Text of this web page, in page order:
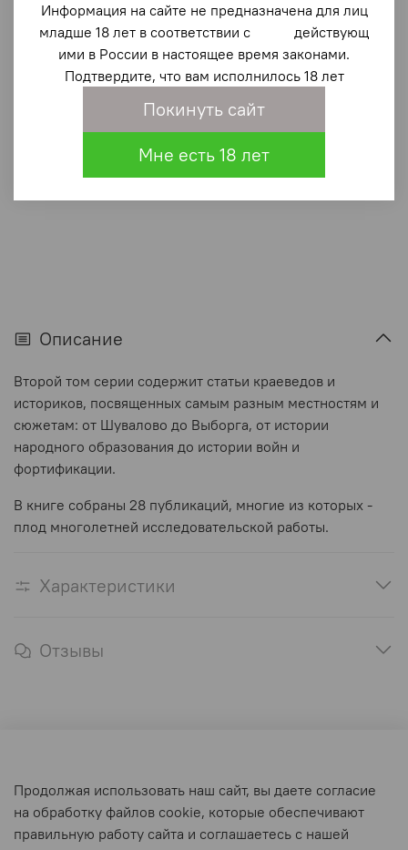
Карельский перешеек. Страницы истории. Книга
вторая
(0) В избранное
1 050 ₽
В корзину
Описание
Второй том серии содержит статьи краеведов и
историков, посвященных самым разным местностям и
сюжетам: от Шувалово до Выборга, от истории
народного образования до истории войн и
фортификации.
В книге собраны 28 публикаций, многие из которых -
плод многолетней исследовательской работы.
Характеристики
Отзывы
Пользовательское соглашение
Условия обмена и возврата
Продолжая использовать наш сайт, вы даете согласие
на обработку файлов cookie, которые обеспечивают
правильную работу сайта и соглашаетесь с нашей
Информация на сайте не предназначена для лиц
младше 18 лет в соответствии с действующ
ими в России в настоящее время законами.
Подтвердите, что вам исполнилось 18 лет
Покинуть сайт
Мне есть 18 лет